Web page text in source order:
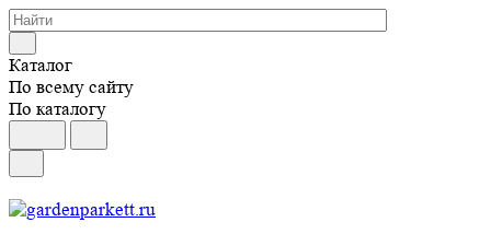
Каталог
По всему сайту
По каталогу